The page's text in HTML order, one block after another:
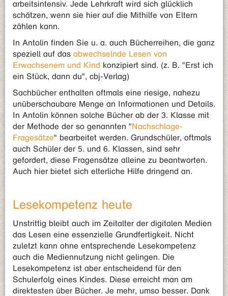
arbeitsintensiv. Jede Lehrkraft wird sich glücklich
schätzen, wenn sie hier auf die Mithilfe von Eltern
zählen kann.
In Antolin finden Sie u. a. auch Bücherreihen, die ganz
speziell auf das abwechselnde Lesen von
Erwachsenem und Kind konzipiert sind. (z. B. "Erst ich
ein Stück, dann du", cbj-Verlag)
Sachbücher enthalten oftmals eine riesige, nahezu
unüberschaubare Menge an Informationen und Details.
In Antolin können solche Bücher ab der 3. Klasse mit
der Methode der so genannten "Nachschlage-
Fragesätze" bearbeitet werden. Grundschüler, oftmals
auch Schüler der 5. und 6. Klassen, sind sehr
gefordert, diese Fragensätze alleine zu beantworten.
Auch hier bietet sich elterliche Hilfe dringend an.
Lesekompetenz heute
Unstrittig bleibt auch im Zeitalter der digitalen Medien
das Lesen eine essenzielle Grundfertigkeit. Nicht
zuletzt kann ohne entsprechende Lesekompetenz
auch die Mediennutzung nicht gelingen. Die
Lesekompetenz ist aber entscheidend für den
Schulerfolg eines Kindes. Diese erreicht man am
direktesten über Bücher. Je mehr, umso besser. Dank